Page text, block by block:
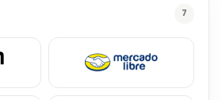
7